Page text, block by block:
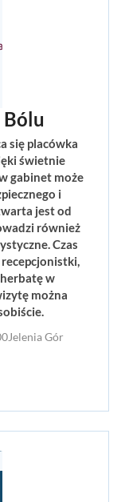
się placówka
świetnie
gabinet może
i
jest od
również
Czas
w
można
Gór